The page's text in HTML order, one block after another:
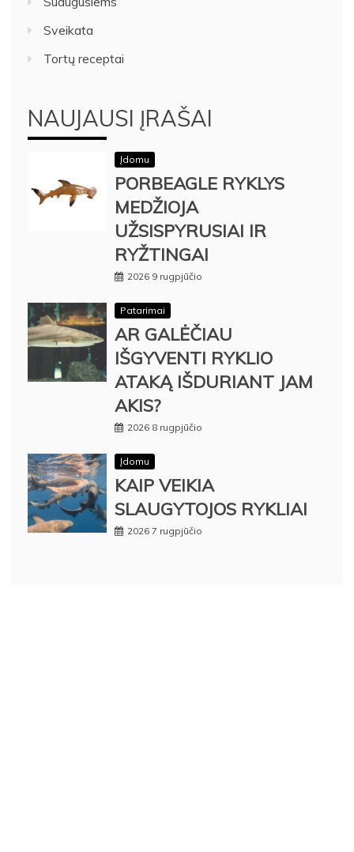
Sveikata
Tortų receptai
NAUJAUSI ĮRAŠAI
Įdomu
PORBEAGLE RYKLYS
MEDŽIOJA
UŽSISPYRUSIAI IR
RYŽTINGAI
2026 9 rugpjūčio
Patarimai
AR GALĖČIAU
IŠGYVENTI RYKLIO
ATAKĄ IŠDURIANT JAM
AKIS?
2026 8 rugpjūčio
Įdomu
KAIP VEIKIA
SLAUGYTOJOS RYKLIAI
2026 7 rugpjūčio